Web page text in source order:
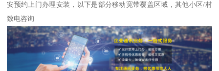
安预约上门办理安装，以下是部分移动宽带覆盖区域，其他小区/村
致电咨询